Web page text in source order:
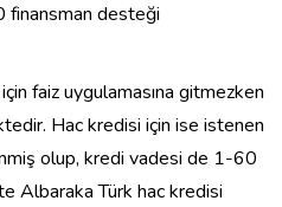
finansman desteği
faiz uygulamasına gitmezken
Hac kredisi için ise istenen
olup, kredi vadesi de 1-60
Albaraka Türk hac kredisi